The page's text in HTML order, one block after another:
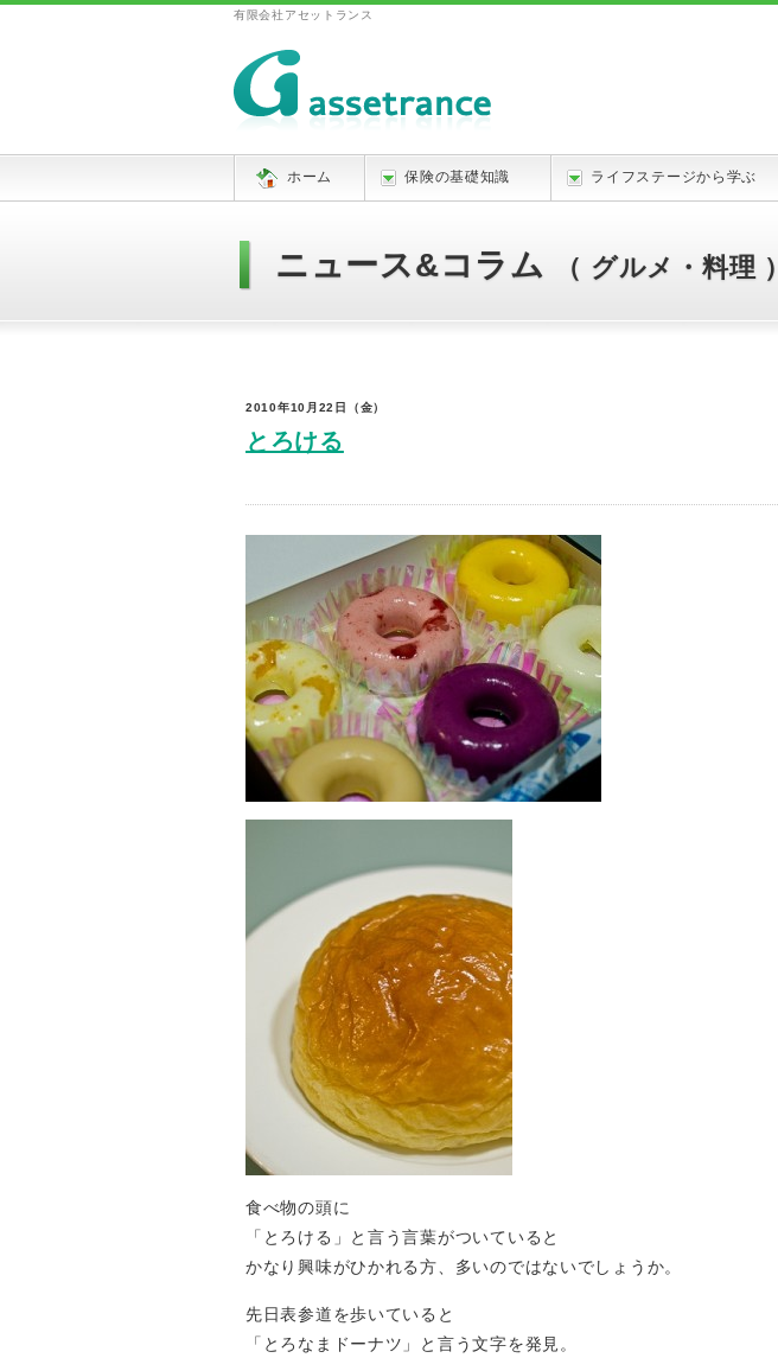
有限会社アセットランス
ホーム 保険の基礎知識 ライフステージから学ぶ
ニュース&コラム （ グルメ・料理 ）
2010年10月22日（金）
とろける
食べ物の頭に
「とろける」と言う言葉がついていると
かなり興味がひかれる方、多いのではないでしょうか。
先日表参道を歩いていると
「とろなまドーナツ」と言う文字を発見。